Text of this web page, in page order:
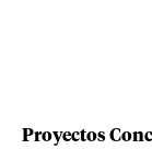
Proyectos